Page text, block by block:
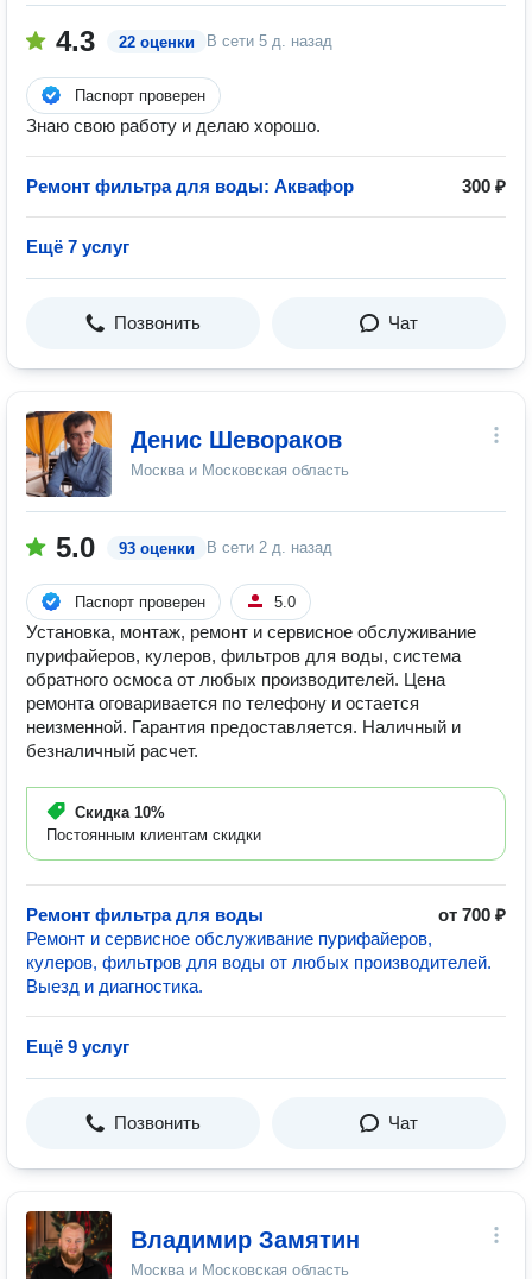
4.3 22 оценки В сети 5 д. назад
Паспорт проверен
Знаю свою работу и делаю хорошо.
Ремонт фильтра для воды: Аквафор 300 ₽
Ещё 7 услуг
Позвонить Чат
Денис Шевораков
Москва и Московская область
5.0 93 оценки В сети 2 д. назад
Паспорт проверен 5.0
Установка, монтаж, ремонт и сервисное обслуживание
пурифайеров, кулеров, фильтров для воды, система
обратного осмоса от любых производителей. Цена
ремонта оговаривается по телефону и остается
неизменной. Гарантия предоставляется. Наличный и
безналичный расчет.
Скидка 10%
Постоянным клиентам скидки
Ремонт фильтра для воды
от 700 ₽
Ремонт и сервисное обслуживание пурифайеров,
кулеров, фильтров для воды от любых производителей.
Выезд и диагностика.
Ещё 9 услуг
Позвонить Чат
Владимир Замятин
Москва и Московская область